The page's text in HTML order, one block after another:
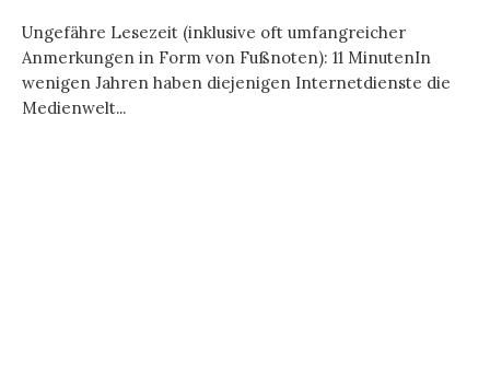
Ungefähre Lesezeit (inklusive oft umfangreicher
Anmerkungen in Form von Fußnoten): 11 MinutenIn
wenigen Jahren haben diejenigen Internetdienste die
Medienwelt...